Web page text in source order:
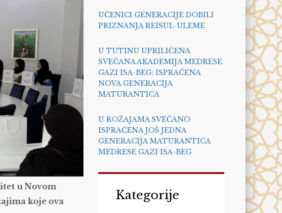
u Novom
koje ova
UČENICI GENERACIJE DOBILI
PRIZNANJA REISUL-ULEME
U TUTINU UPRILIČENA
SVEČANA AKADEMIJA MEDRESE
GAZI ISA-BEG: ISPRAĆENA
NOVA GENERACIJA
MATURANTICA
U ROŽAJAMA SVEČANO
ISPRAĆENA JOŠ JEDNA
GENERACIJA MATURANTICA
MEDRESE GAZI ISA-BEG
Kategorije